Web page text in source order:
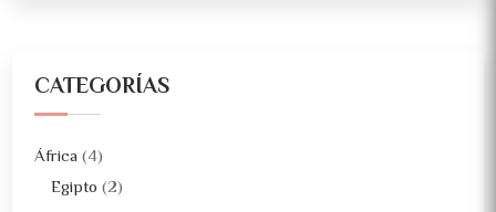
CATEGORÍAS
África (4)
Egipto (2)